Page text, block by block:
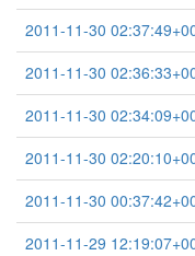
2011-11-30
2011-11-30
2011-11-30
2011-11-30
2011-11-30
2011-11-29